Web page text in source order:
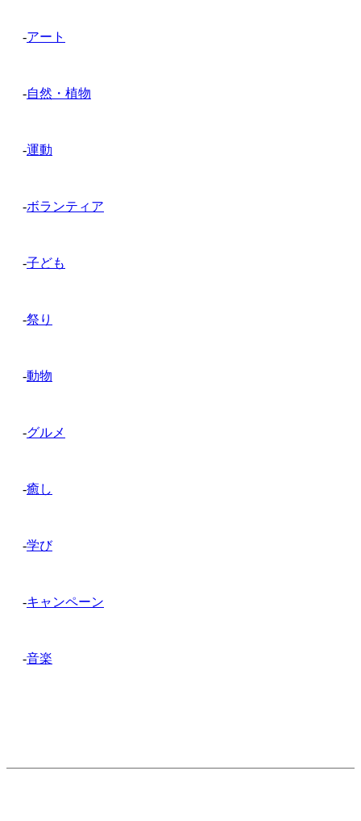
-アート
-自然・植物
-運動
-ボランティア
-子ども
-祭り
-動物
-グルメ
-癒し
-学び
-キャンペーン
-音楽